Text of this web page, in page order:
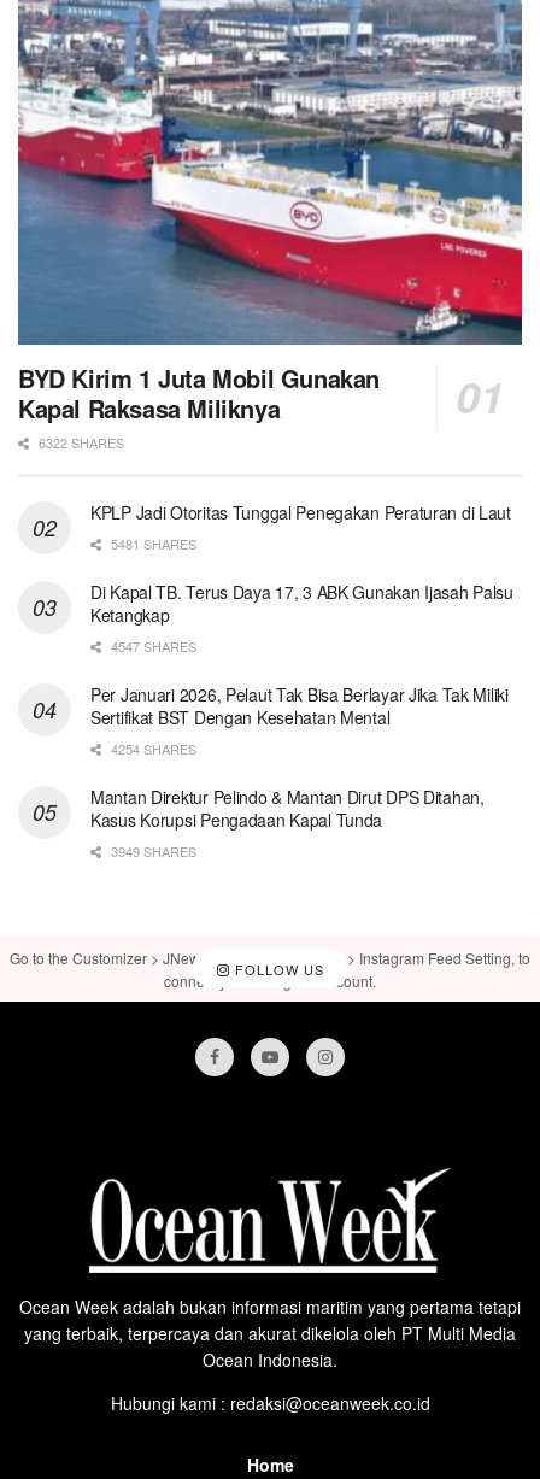
BYD Kirim 1 Juta Mobil Gunakan
Kapal Raksasa Miliknya
6322 SHARES
KPLP Jadi Otoritas Tunggal Penegakan Peraturan di Laut
5481 SHARES
Di Kapal TB. Terus Daya 17, 3 ABK Gunakan Ijasah Palsu
Ketangkap
4547 SHARES
Per Januari 2026, Pelaut Tak Bisa Berlayar Jika Tak Miliki
Sertifikat BST Dengan Kesehatan Mental
4254 SHARES
Mantan Direktur Pelindo & Mantan Dirut DPS Ditahan,
Kasus Korupsi Pengadaan Kapal Tunda
3949 SHARES
FOLLOW US
Go to the Customizer > JNews : Social, Like & View > Instagram Feed Setting, to
connect your Instagram account.
Ocean Week adalah bukan informasi maritim yang pertama tetapi
yang terbaik, terpercaya dan akurat dikelola oleh PT Multi Media
Ocean Indonesia.
Hubungi kami : redaksi@oceanweek.co.id
Home